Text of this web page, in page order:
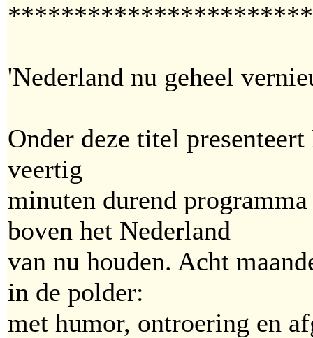
'Nederland nu geheel
Onder deze titel
veertig
minuten durend
boven het Nederland
van nu houden. Acht
in de polder:
met humor, ontroering en